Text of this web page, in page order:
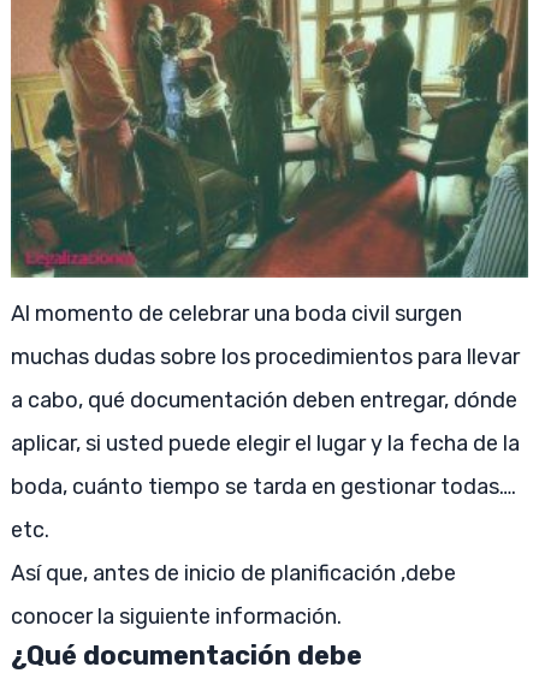
Al momento de celebrar una boda civil surgen
muchas dudas sobre los procedimientos para llevar
a cabo, qué documentación deben entregar, dónde
aplicar, si usted puede elegir el lugar y la fecha de la
boda, cuánto tiempo se tarda en gestionar todas….
etc.
Así que, antes de inicio de planificación ,debe
conocer la siguiente información.
¿Qué documentación debe